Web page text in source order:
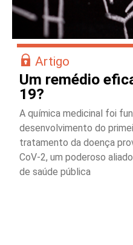
Artigo
Um remédio
19?
A química medicinal foi
desenvolvimento do
tratamento da doença
CoV-2, um poderoso
de saúde pública